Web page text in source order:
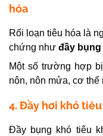
hóa
Rối loạn tiêu hóa là
chứng như đầy
Một số trường hợp
nôn, nôn mửa, cơ
4. Đầy hơi khó
Đầy bụng khó tiêu